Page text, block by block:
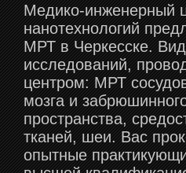
Медико-инженерный
нанотехнологий
МРТ в Черкесске.
исследований,
центром: МРТ
мозга и
пространства,
тканей, шеи. Вас
опытные